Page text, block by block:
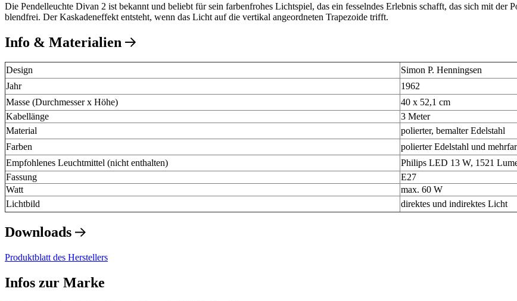
Die Pendelleuchte Divan 2 ist bekannt und beliebt für sein farbenfrohes Lichtspiel, das ein fesselndes Erlebnis schafft, das sich mit
blendfrei. Der Kaskadeneffekt entsteht, wenn das Licht auf die vertikal angeordneten Trapezoide trifft.
Info & Materialien
Design
Simon P. Henningsen
Jahr
1962
Masse (Durchmesser x Höhe)
40 x 52,1 cm
Kabellänge
3 Meter
Material
polierter, bemalter Edelstahl
Farben
polierter Edelstahl und
Empfohlenes Leuchtmittel (nicht enthalten)
Philips LED 13 W, 1521
Fassung
E27
Watt
max. 60 W
Lichtbild
direktes und indirektes Licht
Downloads
Produktblatt des Herstellers
Infos zur Marke